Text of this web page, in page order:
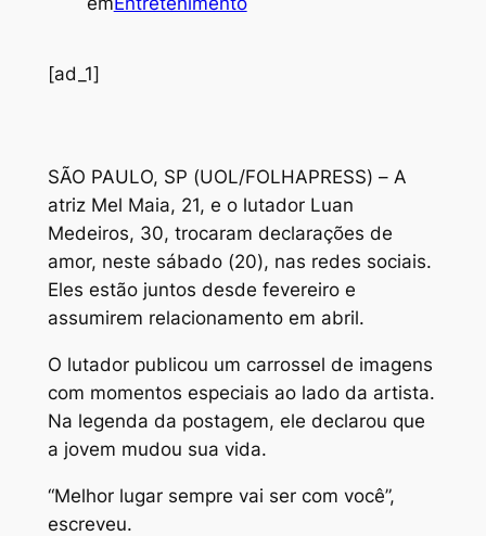
[ad_1]
SÃO PAULO, SP (UOL/FOLHAPRESS) – A
atriz Mel Maia, 21, e o lutador Luan
Medeiros, 30, trocaram declarações de
amor, neste sábado (20), nas redes sociais.
Eles estão juntos desde fevereiro e
assumirem relacionamento em abril.
O lutador publicou um carrossel de imagens
com momentos especiais ao lado da artista.
Na legenda da postagem, ele declarou que
a jovem mudou sua vida.
“Melhor lugar sempre vai ser com você”,
escreveu.